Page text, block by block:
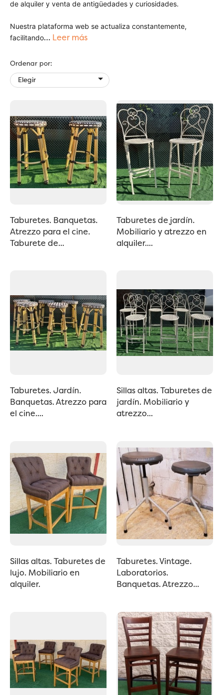
de alquiler y venta de antigüedades y curiosidades.
Nuestra plataforma web se actualiza constantemente,
facilitando… Leer más
Ordenar por:
Elegir

Taburetes. Banquetas.
Atrezzo para el cine.
Taburete de...
Taburetes de jardín.
Mobiliario y atrezzo en
alquiler....
Taburetes. Jardín.
Banquetas. Atrezzo para
el cine....
Sillas altas. Taburetes de
jardín. Mobiliario y
atrezzo...
Sillas altas. Taburetes de
lujo. Mobiliario en
alquiler.
Taburetes. Vintage.
Laboratorios.
Banquetas. Atrezzo...